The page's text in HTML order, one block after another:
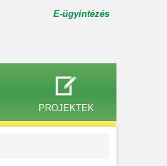
E-ügyintézés
PROJEKTEK